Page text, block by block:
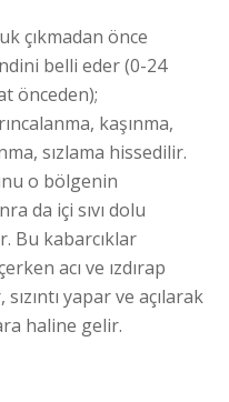
çıkmadan önce
belli eder (0-24
önceden);
kaşınma,
sızlama hissedilir.
o bölgenin
da içi sıvı dolu
Bu kabarcıklar
acı ve ızdırap
yapar ve açılarak
haline gelir.